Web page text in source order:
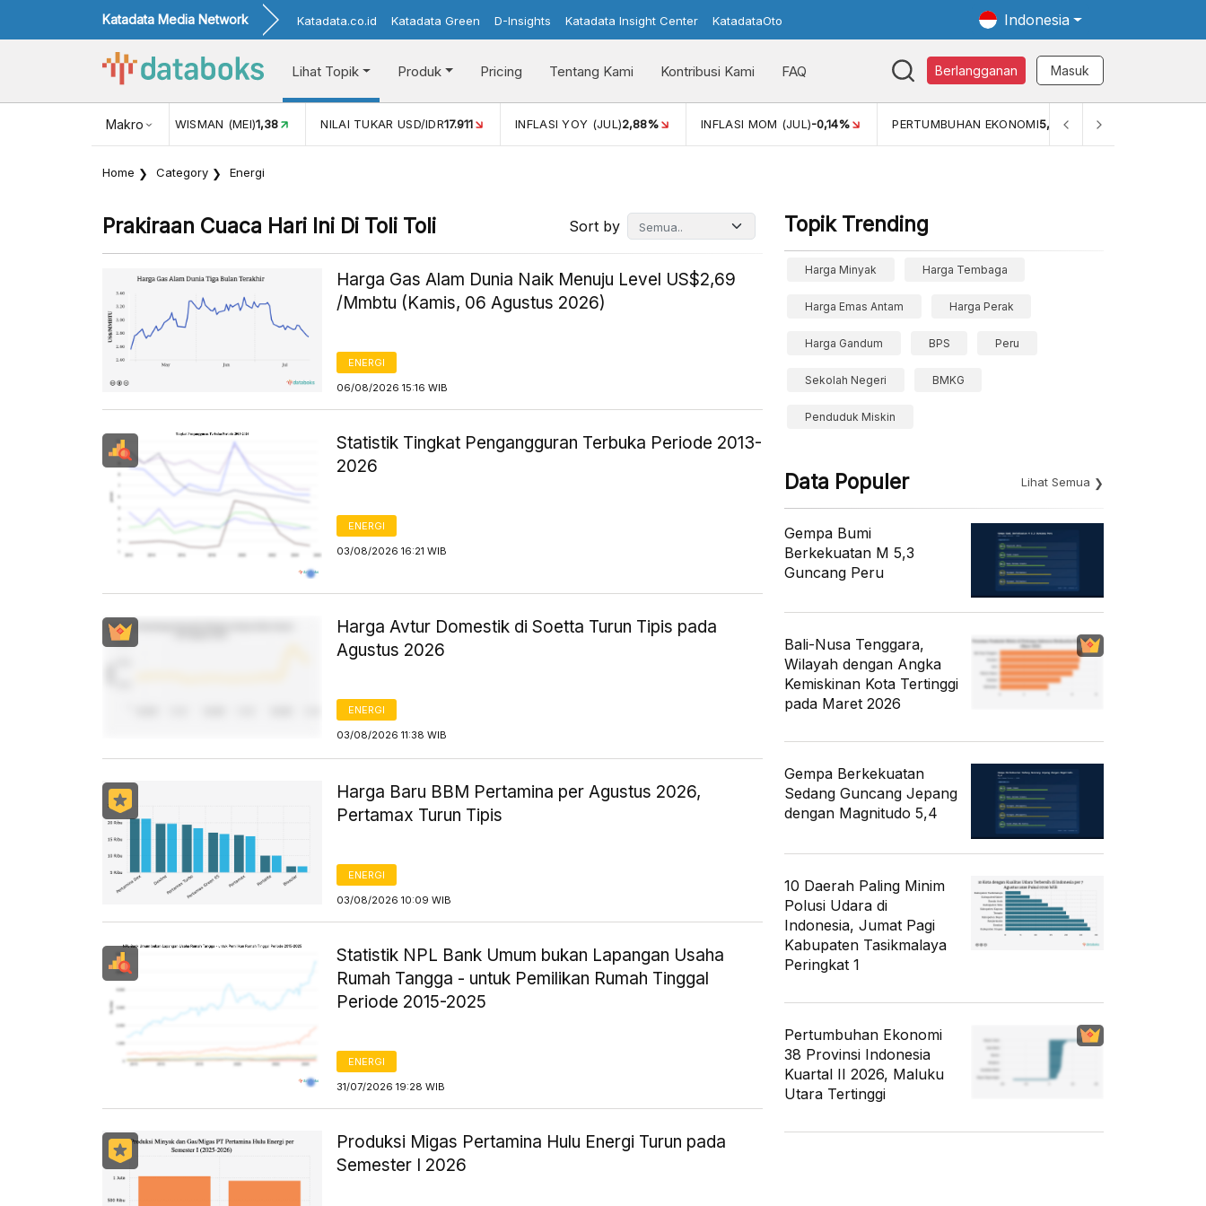
Katadata Media Network Katadata.co.id Katadata Green D-Insights Katadata Insight Center KatadataOto Indonesia
Lihat Topik Produk Pricing Tentang Kami Kontribusi Kami FAQ Berlangganan Masuk
Makro
KUNJUNGAN WISMAN (MEI) 1,38 NILAI TUKAR USD/IDR17.911 INFLASI YOY (JUL) 2,88% INFLASI MOM (JUL) -0,14% PERTUMBUHAN EKONOMI5,11% PERTUMBUHAN
Home Category Energi
Prakiraan Cuaca Hari Ini Di Toli Toli Sort by
Harga Gas Alam Dunia Naik Menuju Level US$2,69
/Mmbtu (Kamis, 06 Agustus 2026)
ENERGI
06/08/2026 15:16 WIB
Statistik Tingkat Pengangguran Terbuka Periode 2013-
2026
ENERGI
03/08/2026 16:21 WIB
Harga Avtur Domestik di Soetta Turun Tipis pada
Agustus 2026
ENERGI
03/08/2026 11:38 WIB
Harga Baru BBM Pertamina per Agustus 2026,
Pertamax Turun Tipis
ENERGI
03/08/2026 10:09 WIB
Statistik NPL Bank Umum bukan Lapangan Usaha
Rumah Tangga - untuk Pemilikan Rumah Tinggal
Periode 2015-2025
ENERGI
31/07/2026 19:28 WIB
Produksi Migas Pertamina Hulu Energi Turun pada
Semester I 2026
Topik Trending
Harga Minyak Harga Tembaga
Harga Emas Antam Harga Perak
Harga Gandum BPS Peru
Sekolah Negeri BMKG
Penduduk Miskin
Data Populer Lihat Semua
Gempa Bumi
Berkekuatan M 5,3
Guncang Peru
Bali-Nusa Tenggara,
Wilayah dengan Angka
Kemiskinan Kota Tertinggi
pada Maret 2026
Gempa Berkekuatan
Sedang Guncang Jepang
dengan Magnitudo 5,4
10 Daerah Paling Minim
Polusi Udara di
Indonesia, Jumat Pagi
Kabupaten Tasikmalaya
Peringkat 1
Pertumbuhan Ekonomi
38 Provinsi Indonesia
Kuartal II 2026, Maluku
Utara Tertinggi